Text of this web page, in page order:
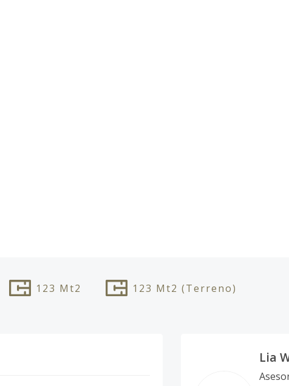
123 Mt2 123 Mt2 (Terreno)
Lia